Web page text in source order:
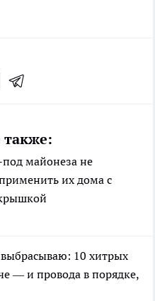
также:
майонеза не
их дома с
10 хитрых
— и провода в порядке,